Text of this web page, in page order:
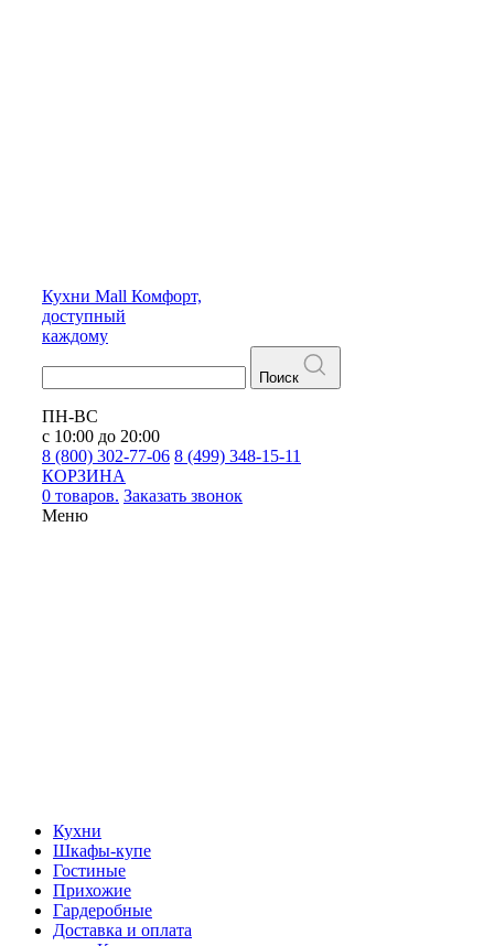
Кухни Mall Комфорт,
доступный
каждому
Поиск
ПН-ВС
с 10:00 до 20:00
8 (800) 302-77-06 8 (499) 348-15-11
КОРЗИНА
0 товаров. Заказать звонок
Меню
Кухни
Шкафы-купе
Гостиные
Прихожие
Гардеробные
Доставка и оплата